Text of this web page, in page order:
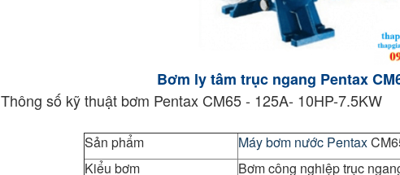
Bơm ly tâm trục ngang Pentax
Thông số kỹ thuật bơm Pentax CM65 - 125A- 10HP-7.5KW
Sản phẩm Máy bơm nước Pentax
Kiểu bơm
Bơm công nghiệp trục